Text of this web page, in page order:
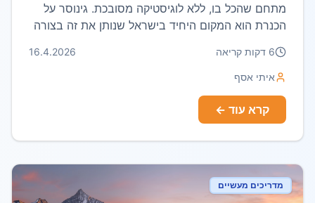
מתחם שהכל בו, ללא לוגיסטיקה מסובכת. גינוסר על
הכנרת הוא המקום היחיד בישראל שנותן את זה בצורה
6 דקות קריאה 16.4.2026
איתי אסף
קרא עוד ←
מדריכים מעשיים